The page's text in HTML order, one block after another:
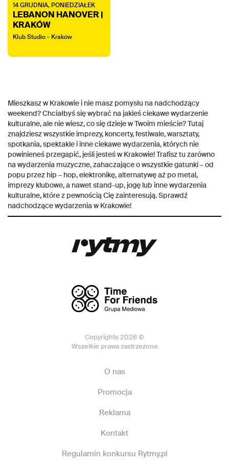
14GRUDNIA, PONIEDZIAŁEK
LEBANON HANOVER |
KRAKÓW
Klub Studio - Kraków
Mieszkasz w Krakowie i nie masz pomysłu na nadchodzący
weekend? Chciałbyś się wybrać na jakieś ciekawe wydarzenie
kulturalne, ale nie wiesz, co się dzieje w Twoim mieście? Tutaj
znajdziesz wszystkie imprezy, koncerty, festiwale, warsztaty,
spotkania, spektakle i inne ciekawe wydarzenia, których nie
powinieneś przegapić, jeśli jesteś w Krakowie! Trafisz tu zarówno
na wydarzenia muzyczne, zahaczające o wszystkie gatunki – od
popu przez hip – hop, elektronikę, alternatywę aż po metal,
imprezy klubowe, a nawet stand-up, jogę lub inne wydarzenia
kulturalne, które z pewnością Cię zainteresują. Sprawdź
nadchodzące wydarzenia w Krakowie!
Copyrights 2026 ©
Wszelkie prawa zastrzeżone
O nas
Promocja
Reklama
Kontakt
Regulamin konkursu Rytmy.pl